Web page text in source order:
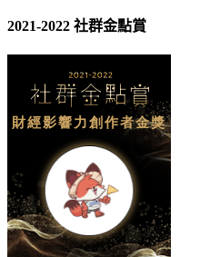
2021-2022 社群金點賞